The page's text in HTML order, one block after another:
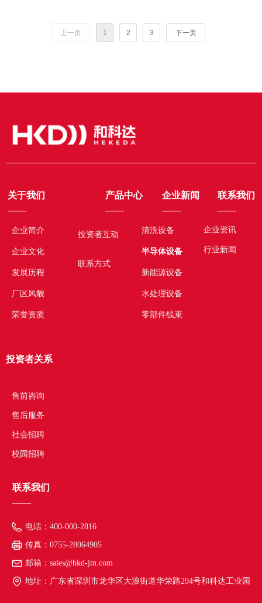
上一页 1 2 3 下一页
企业简介
企业文化
发展历程
厂区风貌
荣誉资质
清洗设备
半导体设备
新能源设备
水处理设备
零部件线束
企业资讯
行业新闻
关于我们
——
产品中心
——
企业新闻
——
联系我们
——
投资者互动
联系方式
电话： 400-000-2816
传真： 0755-28064905
邮箱： sales@hkd-jm.com
地址： 广东省深圳市龙华区大浪街道华荣路294号和科达工业园
联系我们
——
售前咨询
售后服务
社会招聘
校园招聘
投资者关系